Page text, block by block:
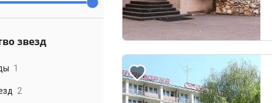
звезд
1
2